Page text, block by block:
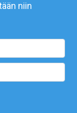
niin